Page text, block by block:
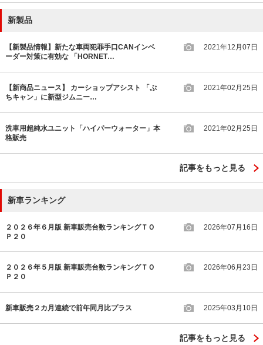
新製品
【新製品情報】新たな車両犯罪手口CANインベ
ーダー対策に有効な 「HORNET…
2021年12月07日
【新商品ニュース】 カーショップアシスト 「ぷ
ちキャン」に新型ジムニー…
2021年02月25日
洗車用超純水ユニット「ハイパーウォーター」本
格販売
2021年02月25日
記事をもっと見る
新車ランキング
２０２６年６月版 新車販売台数ランキングＴＯ
Ｐ２０
2026年07月16日
２０２６年５月版 新車販売台数ランキングＴＯ
Ｐ２０
2026年06月23日
新車販売２カ月連続で前年同月比プラス 2025年03月10日
記事をもっと見る